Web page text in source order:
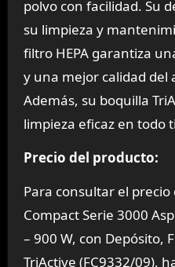
polvo con facilidad. Su
su limpieza y
filtro HEPA garantiza
y una mejor calidad del
Además, su boquilla
limpieza eficaz en todo
Precio del producto:
Para consultar el precio
Compact Serie 3000
– 900 W, con Depósito,
TriActive (FC9332/09),